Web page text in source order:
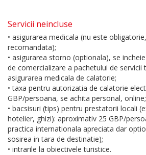
Servicii neincluse
• asigurarea medicala (nu este
recomandata);
• asigurarea storno (optionala), se
de comercializare a pachetului de servicii
asigurarea medicala de calatorie;
• taxa pentru autorizatia de calatorie
GBP/persoana, se achita personal, online;
• bacsisuri (tips) pentru prestatorii locali
hotelier, ghizi): aproximativ 25 GBP/
practica internationala apreciata dar
sosirea in tara de destinatie);
• intrarile la obiectivele turistice.